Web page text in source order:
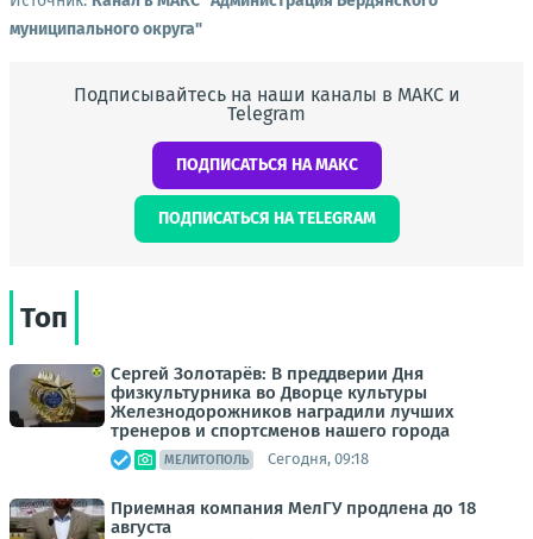
муниципального округа"
Подписывайтесь на наши каналы в МАКС и
Telegram
ПОДПИСАТЬСЯ НА МАКС
ПОДПИСАТЬСЯ НА TELEGRAM
Топ
Сергей Золотарёв: В преддверии Дня
физкультурника во Дворце культуры
Железнодорожников наградили лучших
тренеров и спортсменов нашего города
МЕЛИТОПОЛЬ Сегодня, 09:18
Приемная компания МелГУ продлена до 18
августа